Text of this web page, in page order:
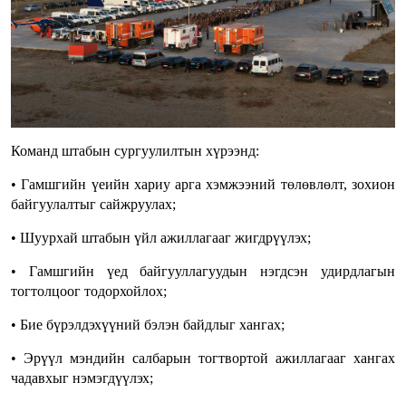
Команд штабын сургуулилтын хүрээнд:
• Гамшгийн үеийн хариу арга хэмжээний төлөвлөлт, зохион
байгуулалтыг сайжруулах;
• Шуурхай штабын үйл ажиллагааг жигдрүүлэх;
• Гамшгийн үед байгууллагуудын нэгдсэн удирдлагын
тогтолцоог тодорхойлох;
• Бие бүрэлдэхүүний бэлэн байдлыг хангах;
• Эрүүл мэндийн салбарын тогтвортой ажиллагааг хангах
чадавхыг нэмэгдүүлэх;